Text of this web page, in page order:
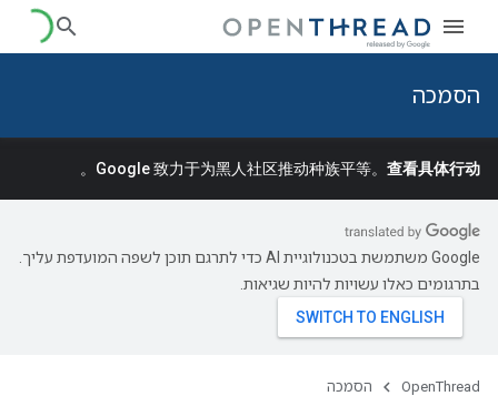
הסמכה
Google 致力于为黑人社区推动种族平等。 查看具体行动
。
‫Google משתמשת בטכנולוגיית AI כדי לתרגם תוכן לשפה המועדפת עליך.
בתרגומים כאלו עשויות להיות שגיאות.
OpenThread הסמכה